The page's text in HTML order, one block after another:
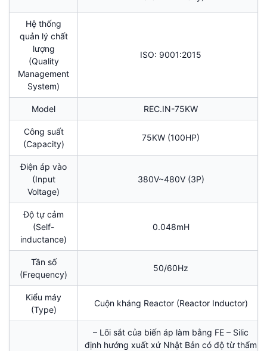
Hệ thống
quản lý chất
lượng
(Quality
Management
System)
ISO: 9001:2015
Model REC.IN-75KW
Công suất
(Capacity)
75KW (100HP)
Điện áp vào
(Input
Voltage)
380V~480V (3P)
Độ tự cảm
(Self-
inductance)
0.048mH
Tần số
(Frequency)
50/60Hz
Kiểu máy
(Type)
Cuộn kháng Reactor (Reactor Inductor)
– Lõi sắt của biến áp làm bằng FE – Silic
định hướng xuất xứ Nhật Bản có độ từ thẩm